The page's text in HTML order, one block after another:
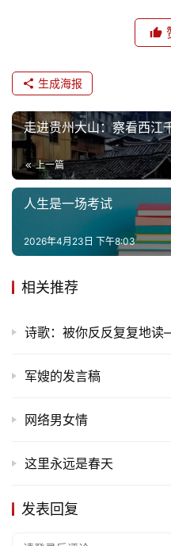
生
活
情
感
游
育
乐
专
生成海报
走进贵州大山：察看西江
上一篇
人生是一场考试
2026年4月23日 下午8:03
相关推荐
诗歌：被你反反复复地
军嫂的发言稿
网络男女情
这里永远是春天
发表回复